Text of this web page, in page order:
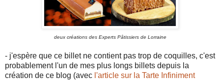
deux créations des Experts Pâtissiers de Lorraine
- j'espère que ce billet ne contient pas trop de coquilles, c'est
probablement l'un de mes plus longs billets depuis la
création de ce blog (avec l'article sur la Tarte Infiniment